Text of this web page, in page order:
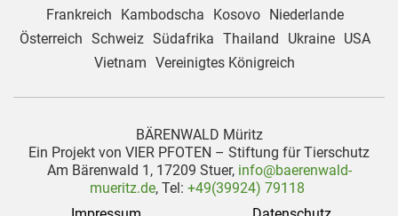
Frankreich
Kambodscha Kosovo
Niederlande
Österreich Schweiz Südafrika Thailand Ukraine
USA
Vietnam Vereinigtes Königreich
BÄRENWALD Müritz
Ein Projekt von VIER PFOTEN – Stiftung für Tierschutz
Am Bärenwald 1, 17209 Stuer, info@baerenwald-
mueritz.de, Tel: +49(39924) 79118